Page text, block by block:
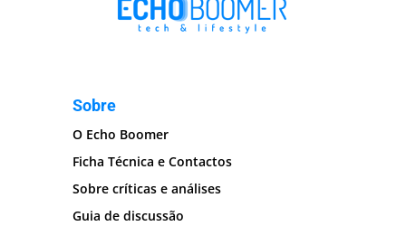
Sobre
O Echo Boomer
Ficha Técnica e Contactos
Sobre críticas e análises
Guia de discussão